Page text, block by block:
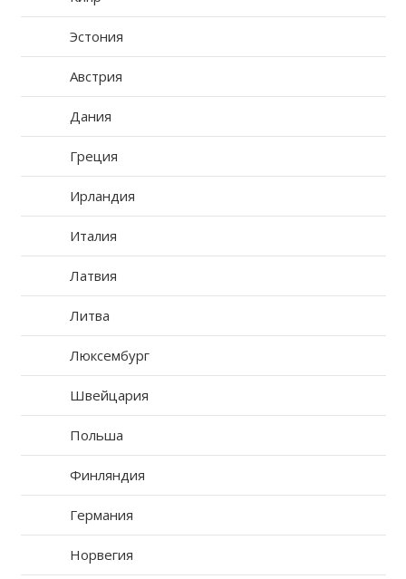
Эстония
Австрия
Дания
Греция
Ирландия
Италия
Латвия
Литва
Люксембург
Швейцария
Польша
Финляндия
Германия
Норвегия